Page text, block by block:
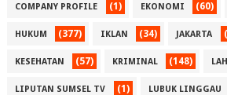
COMPANY PROFILE (1) EKONOMI (60)
HUKUM (377) IKLAN (34) JAKARTA
KESEHATAN (57) KRIMINAL (148)
LIPUTAN SUMSEL TV (1) LUBUK LINGGAU